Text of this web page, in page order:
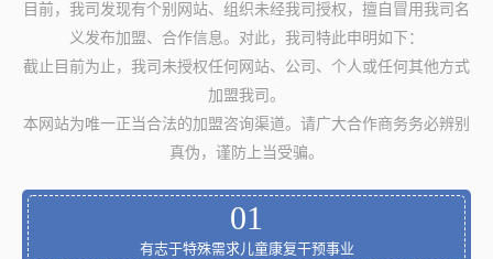
目前，我司发现有个别网站、组织未经我司授权，擅自冒用我司名
义发布加盟、合作信息。对此，我司特此申明如下：
截止目前为止，我司未授权任何网站、公司、个人或任何其他方式
加盟我司。
本网站为唯一正当合法的加盟咨询渠道。请广大合作商务务必辨别
真伪，谨防上当受骗。
01
有志于特殊需求儿童康复干预事业